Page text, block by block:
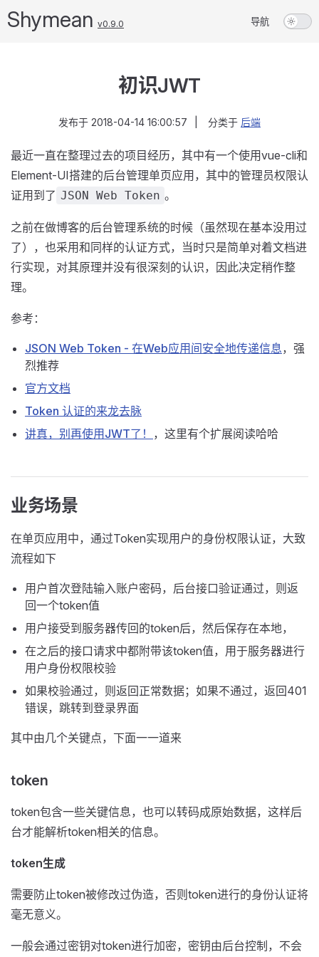
Shymean v0.9.0 导航
初识JWT
发布于 2018-04-14 16:00:57 分类于 后端
最近一直在整理过去的项目经历，其中有一个使用vue-cli和
Element-UI搭建的后台管理单页应用，其中的管理员权限认
证用到了 JSON Web Token 。
之前在做博客的后台管理系统的时候（虽然现在基本没用过
了），也采用和同样的认证方式，当时只是简单对着文档进
行实现，对其原理并没有很深刻的认识，因此决定稍作整
理。
参考：
JSON Web Token - 在Web应用间安全地传递信息，强
烈推荐
官方文档
Token 认证的来龙去脉
讲真，别再使用JWT了！ ，这里有个扩展阅读哈哈
业务场景
在单页应用中，通过Token实现用户的身份权限认证，大致
流程如下
用户首次登陆输入账户密码，后台接口验证通过，则返
回一个token值
用户接受到服务器传回的token后，然后保存在本地，
在之后的接口请求中都附带该token值，用于服务器进行
用户身份权限校验
如果校验通过，则返回正常数据；如果不通过，返回401
错误，跳转到登录界面
其中由几个关键点，下面一一道来
token
token包含一些关键信息，也可以转码成原始数据，这样后
台才能解析token相关的信息。
token生成
需要防止token被修改过伪造，否则token进行的身份认证将
毫无意义。
一般会通过密钥对token进行加密，密钥由后台控制，不会